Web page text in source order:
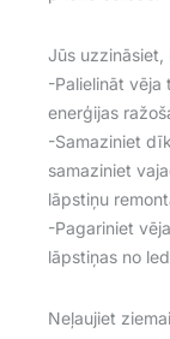
Jūs uzzināsiet,
-Palielināt vēja
enerģijas
-Samaziniet
samaziniet
lāpstiņu
-Pagariniet
lāpstiņas no
Neļaujiet